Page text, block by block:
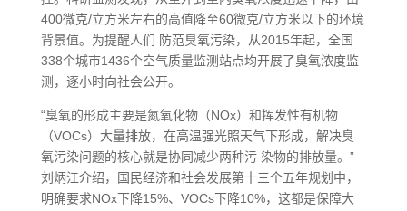
400微克/立方米左右的高值降至60微克/立方米以下的环境
背景值。为提醒人们 防范臭氧污染，从2015年起，全国
338个城市1436个空气质量监测站点均开展了臭氧浓度监
测，逐小时向社会公开。
“臭氧的形成主要是氮氧化物（NOx）和挥发性有机物
（VOCs）大量排放，在高温强光照天气下形成，解决臭
氧污染问题的核心就是协同减少两种污 染物的排放量。”
刘炳江介绍，国民经济和社会发展第十三个五年规划中，
明确要求NOx下降15%、VOCs下降10%，这都是保障大